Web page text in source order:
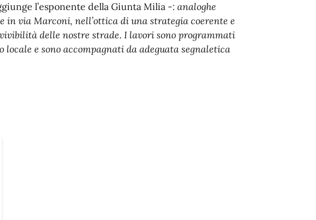
l’esponente della Giunta Milia -: analoghe
in via Marconi, nell’ottica di una strategia coerente e
delle nostre strade. I lavori sono programmati
e sono accompagnati da adeguata segnaletica